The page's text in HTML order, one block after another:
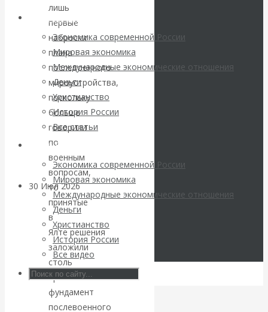
Экономика современной России
Мировая экономика
Международные экономические отношения
Деньги
Христианство
История России
Все статьи
Архив Видео
Экономика современной России
Мировая экономика
Международные экономические отношения
Деньги
Христианство
История России
Все видео
погоду на
финансовых
рынках?
Минфины хотят
быть главнее
Центробанков?
30 Июл 2026Цифровая
экономика
Валентин
Катасонов.
Искусственный
лишь
первые
наброски
плана
послевоенного
мироустройства,
поскольку
больше
говорили
по
военным
вопросам,
то
принятые
в
Ялте решения
заложили
столь
прочный
фундамент
послевоенного